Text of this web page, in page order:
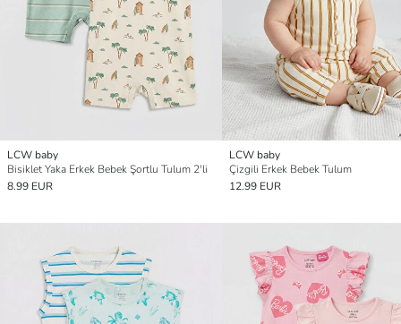
LCW baby
Bisiklet Yaka Erkek Bebek Şortlu Tulum 2'li
8.99 EUR
LCW baby
Çizgili Erkek Bebek Tulum
12.99 EUR